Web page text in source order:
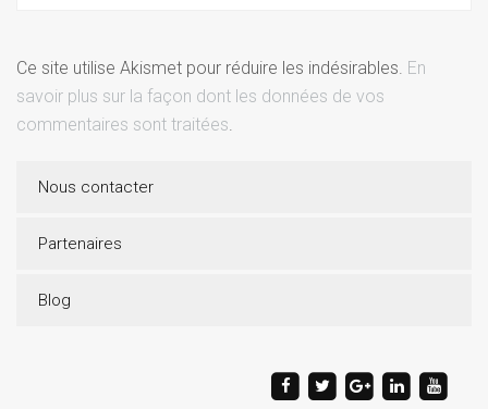
Ce site utilise Akismet pour réduire les indésirables. En
savoir plus sur la façon dont les données de vos
commentaires sont traitées.
Nous contacter
Partenaires
Blog